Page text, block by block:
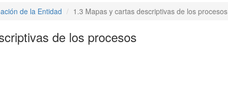
de la Entidad 1.3 Mapas y cartas descriptivas de los procesos
de los procesos